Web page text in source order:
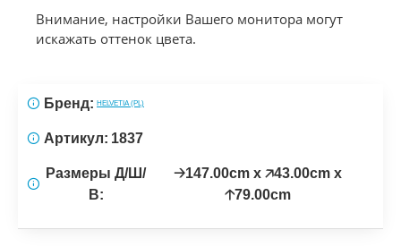
Внимание, настройки Вашего монитора могут
искажать оттенок цвета.
Бренд: HELVETIA (PL)
Артикул: 1837
Размеры Д/Ш/
В:
🡢147.00cm x 🡥43.00cm x
🡡79.00cm